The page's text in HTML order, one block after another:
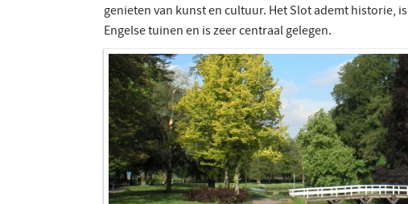
genieten van kunst en cultuur. Het Slot ademt historie,
Engelse tuinen en is zeer centraal gelegen.